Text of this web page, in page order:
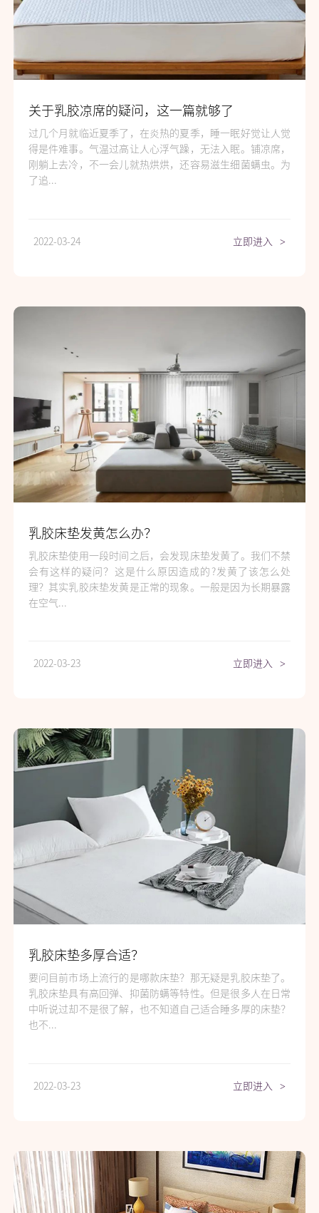
关于乳胶凉席的疑问，这一篇就够了
过几个月就临近夏季了，在炎热的夏季，睡一眠好觉让人觉
得是件难事。气温过高让人心浮气躁，无法入眠。铺凉席，
刚躺上去冷，不一会儿就热烘烘，还容易滋生细菌螨虫。为
了追...
2022-03-24 立即进入 >
乳胶床垫发黄怎么办？
乳胶床垫使用一段时间之后，会发现床垫发黄了。我们不禁
会有这样的疑问？这是什么原因造成的?发黄了该怎么处
理？其实乳胶床垫发黄是正常的现象。一般是因为长期暴露
在空气...
2022-03-23 立即进入 >
乳胶床垫多厚合适？
要问目前市场上流行的是哪款床垫？那无疑是乳胶床垫了。
乳胶床垫具有高回弹、抑菌防螨等特性。但是很多人在日常
中听说过却不是很了解，也不知道自己适合睡多厚的床垫？
也不...
2022-03-23 立即进入 >